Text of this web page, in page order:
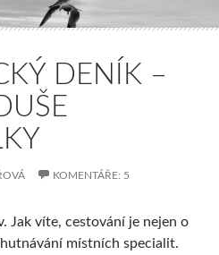
DENÍK –
KOMENTÁŘE: 5
Jak víte, cestování je nejen o
místních specialit.